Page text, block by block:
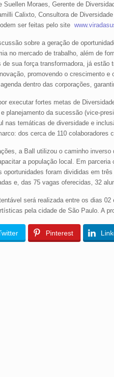
Suellen Moraes, Gerente de
Calixto, Consultora de
ser feitas pelo site
sobre a geração de
no mercado de trabalho, além de
sua força transformadora, já
promovendo o crescimento
dentro das corporações,
executar fortes metas de
planejamento da sucessão (vice-
nas temáticas de diversidade e
dos cerca de 110
a Ball utilizou o caminho
a população local. Em
oportunidades foram divididas em
e, das 75 vagas oferecidas, 32
será realizada entre os dias
pela cidade de São Paulo. A
Pinterest